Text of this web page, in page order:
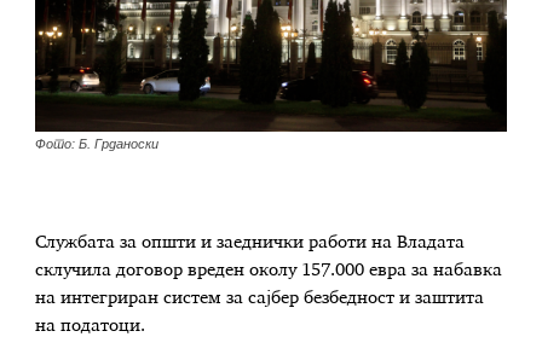
Фото: Б. Грданоски
Службата за општи и заеднички работи на Владата
склучила договор вреден околу 157.000 евра за набавка
на интегриран систем за сајбер безбедност и заштита
на податоци.